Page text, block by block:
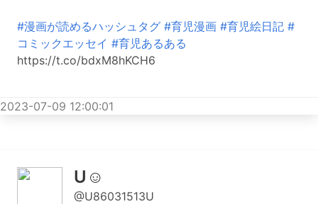
#漫画が読めるハッシュタグ #育児漫画 #育児絵日記 #
コミックエッセイ #育児あるある
https://t.co/bdxM8hKCH6
2023-07-09 12:00:01
U☺︎
@U86031513U